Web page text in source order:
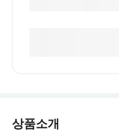
상품소개